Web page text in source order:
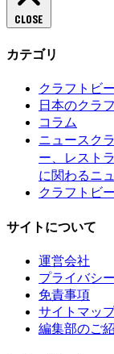
CLOSE
カテゴリ
クラフトビ
日本のクラ
コラム
ニュース ク
ー、レスト
に関わるニ
クラフトビ
サイトについて
運営会社
プライバシ
免責事項
サイトマッ
編集部のご